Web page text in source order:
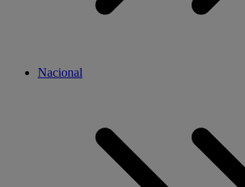
Nacional